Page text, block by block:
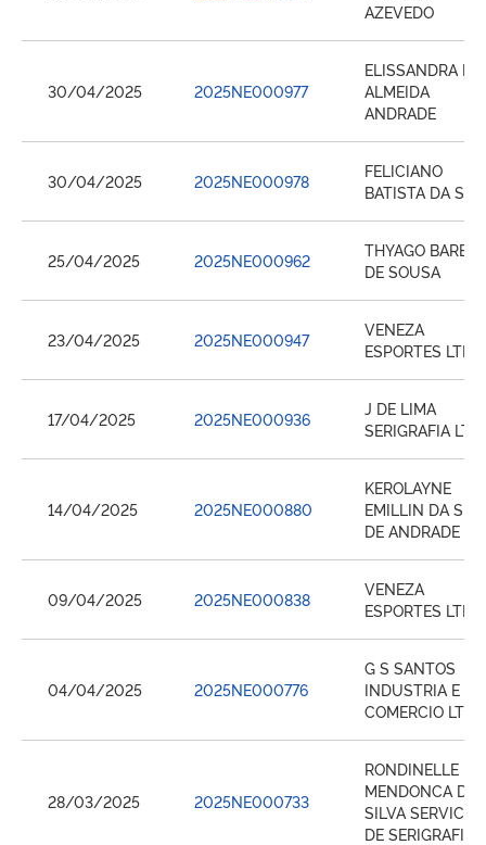
AZEVEDO
30/04/2025 2025NE000977
ELISSANDRA DE
ALMEIDA
ANDRADE
30/04/2025 2025NE000978
FELICIANO
BATISTA DA
25/04/2025 2025NE000962
THYAGO
DE SOUSA
23/04/2025 2025NE000947
VENEZA
ESPORTES LTDA
17/04/2025 2025NE000936
J DE LIMA
SERIGRAFIA
14/04/2025 2025NE000880
KEROLAYNE
EMILLIN DA
DE ANDRADE
09/04/2025 2025NE000838
VENEZA
ESPORTES LTDA
04/04/2025 2025NE000776
G S SANTOS
INDUSTRIA E
COMERCIO LTDA
28/03/2025 2025NE000733
RONDINELLE
MENDONCA DA
SILVA SERVICOS
DE SERIGRAFIA